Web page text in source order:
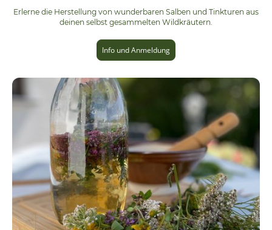
Erlerne die Herstellung von wunderbaren Salben und Tinkturen aus
deinen selbst gesammelten Wildkräutern.
Info und Anmeldung